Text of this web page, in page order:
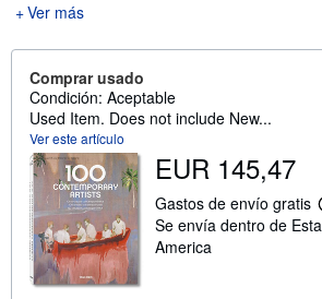
Ver más
Comprar usado
Condición: Aceptable
Used Item. Does not include New...
Ver este artículo
EUR 145,47
Gastos de envío gratis
Se envía dentro de
America